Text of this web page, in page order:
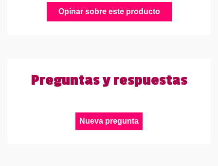
Opinar sobre este producto
Preguntas y respuestas
Nueva pregunta